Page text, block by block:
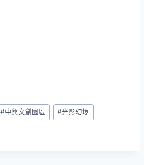
#中興文創園區 #光影幻境